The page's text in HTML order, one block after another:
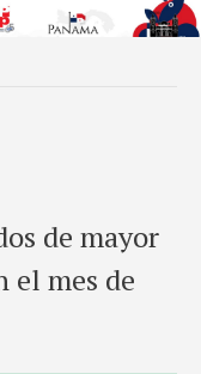
de mayor
el mes de